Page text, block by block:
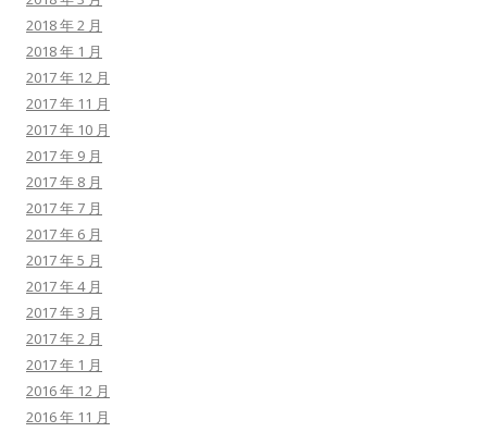
2018 年 2 月
2018 年 1 月
2017 年 12 月
2017 年 11 月
2017 年 10 月
2017 年 9 月
2017 年 8 月
2017 年 7 月
2017 年 6 月
2017 年 5 月
2017 年 4 月
2017 年 3 月
2017 年 2 月
2017 年 1 月
2016 年 12 月
2016 年 11 月